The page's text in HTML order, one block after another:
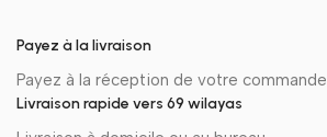
Payez à la livraison
Payez à la réception de votre commande.
Livraison rapide vers 69 wilayas